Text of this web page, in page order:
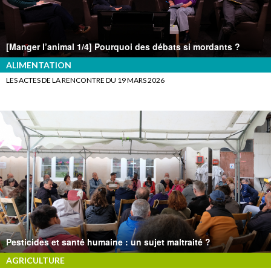
[Manger l’animal 1/4] Pourquoi des débats si mordants ?
ALIMENTATION
LES ACTES DE LA RENCONTRE DU 19 MARS 2026
Pesticides et santé humaine : un sujet maltraité ?
AGRICULTURE